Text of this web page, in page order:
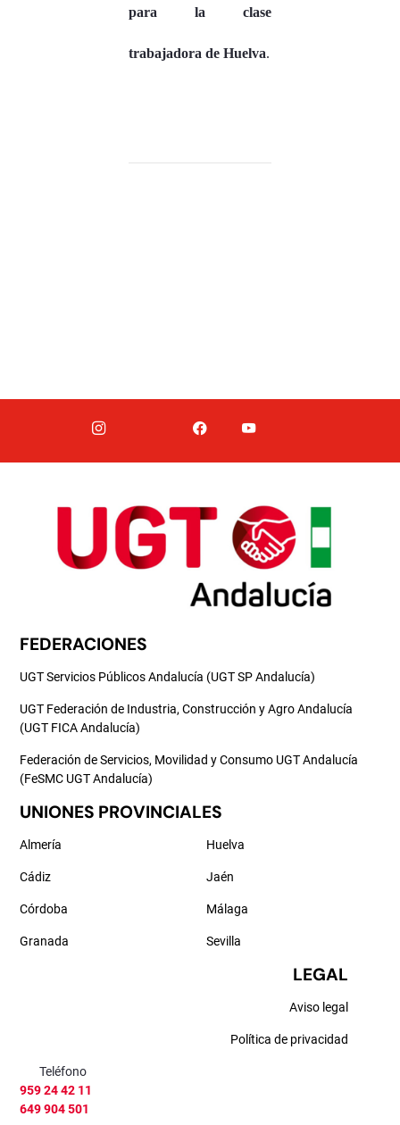
para la clase
trabajadora de Huelva.
FEDERACIONES
UGT Servicios Públicos Andalucía (UGT SP Andalucía)
UGT Federación de Industria, Construcción y Agro Andalucía
(UGT FICA Andalucía)
Federación de Servicios, Movilidad y Consumo UGT Andalucía
(FeSMC UGT Andalucía)
UNIONES PROVINCIALES
Almería
Cádiz
Córdoba
Granada
Huelva
Jaén
Málaga
Sevilla
LEGAL
Aviso legal
Política de privacidad
Teléfono
959 24 42 11
649 904 501